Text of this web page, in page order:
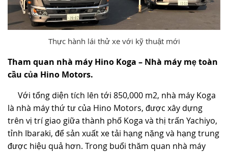
Thực hành lái thử xe với kỹ thuật mới
Tham quan nhà máy Hino Koga – Nhà máy mẹ toàn
cầu của Hino Motors.
Với tổng diện tích lên tới 850,000 m2, nhà máy Koga
là nhà máy thứ tư của Hino Motors, được xây dựng
trên vị trí giao giữa thành phố Koga và thị trấn Yachiyo,
tỉnh Ibaraki, để sản xuất xe tải hạng nặng và hạng trung
được hiệu quả hơn. Trong buổi thăm quan nhà máy